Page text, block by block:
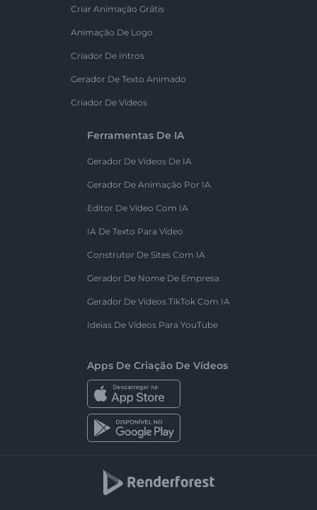
Criar Animação Grátis
Animação De Logo
Criador De Intros
Gerador De Texto Animado
Criador De Vídeos
Ferramentas De IA
Gerador De Vídeos De IA
Gerador De Animação Por IA
Editor De Vídeo Com IA
IA De Texto Para Vídeo
Construtor De Sites Com IA
Gerador De Nome De Empresa
Gerador De Vídeos TikTok Com IA
Ideias De Vídeos Para YouTube
Apps De Criação De Vídeos